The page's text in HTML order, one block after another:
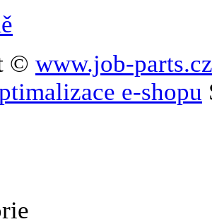
© www.job-parts.cz
e-shopu